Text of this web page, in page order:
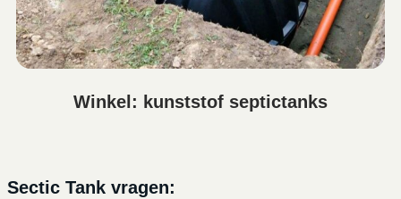
Winkel: kunststof septictanks
Sectic Tank vragen: